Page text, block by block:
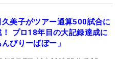
久美子がツアー通算500試合に
！ プロ18年目の大記録達成に
んびりーばぼー」